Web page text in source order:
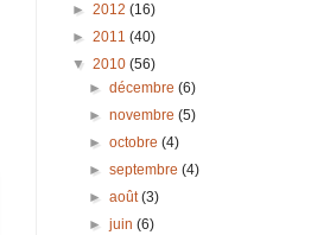
► 2012 (16)
► 2011 (40)
▼ 2010 (56)
►décembre(6)
►novembre(5)
►octobre(4)
►septembre(4)
►août(3)
►juin(6)